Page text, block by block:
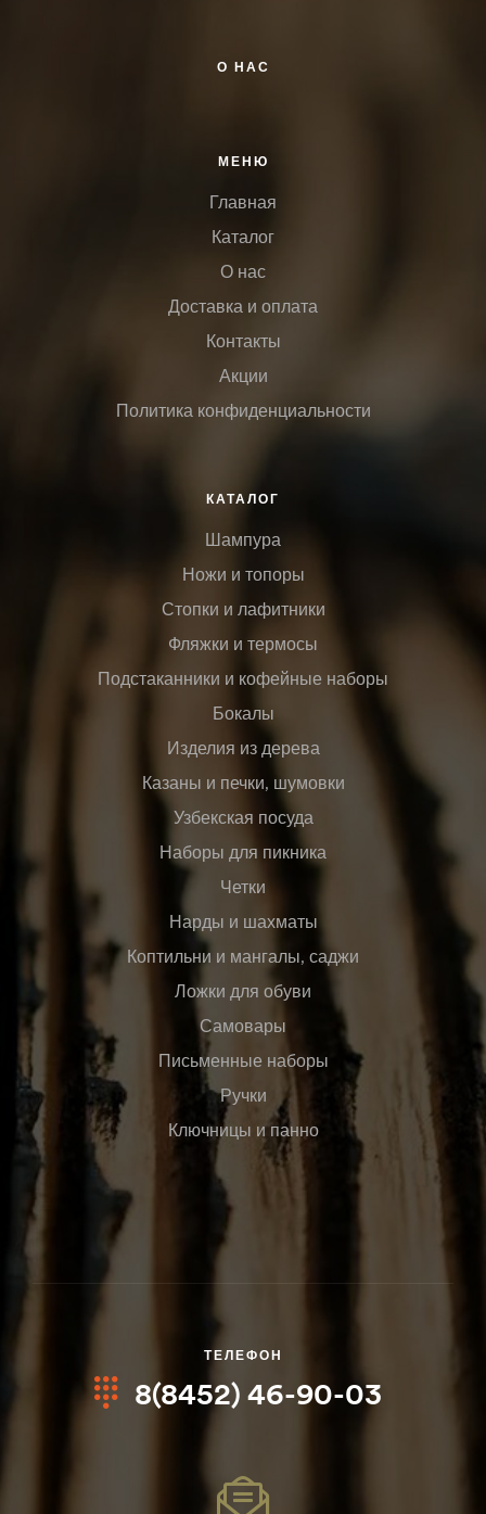
О НАС
МЕНЮ
Главная
Каталог
О нас
Доставка и оплата
Контакты
Акции
Политика конфиденциальности
КАТАЛОГ
Шампура
Ножи и топоры
Стопки и лафитники
Фляжки и термосы
Подстаканники и кофейные наборы
Бокалы
Изделия из дерева
Казаны и печки, шумовки
Узбекская посуда
Наборы для пикника
Четки
Нарды и шахматы
Коптильни и мангалы, саджи
Ложки для обуви
Самовары
Письменные наборы
Ручки
Ключницы и панно
ТЕЛЕФОН
8(8452) 46-90-03